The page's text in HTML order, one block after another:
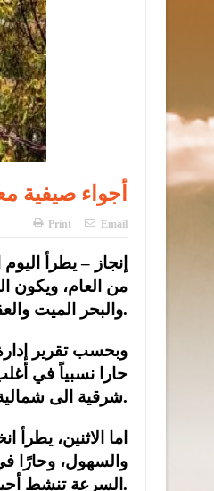
أجواء صيفية
Print Email
إنجاز – يطرأ
من العام، ويكون
والبحر الميت والعقبة، وتكون الرياح شمالية غربية معتدلة السرعة.
وبحسب تقرير
حارا نسبياً في
شرقية الى شمالية غربية معتدلة السرعة تنشط أحياناً خاصة في مناطق البادية.
اما الاثنين،
والسهول، وحارًا
السرعة تنشط أحياناً.